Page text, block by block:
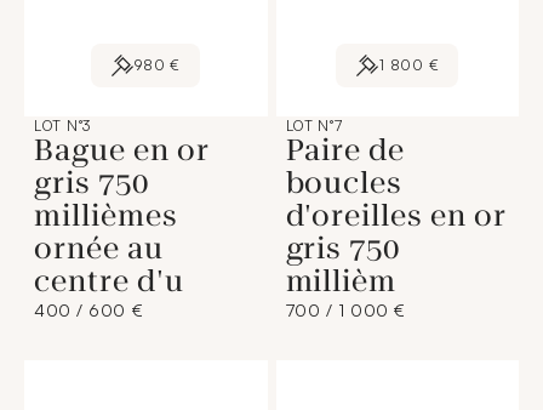
980 €
LOT N°3
Bague en or
gris 750
millièmes
ornée au
centre d'u
400 / 600 €
1 800 €
LOT N°7
Paire de
boucles
d'oreilles en or
gris 750
millièm
700 / 1 000 €